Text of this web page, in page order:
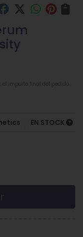
el importe final del pedido.
EN STOCK